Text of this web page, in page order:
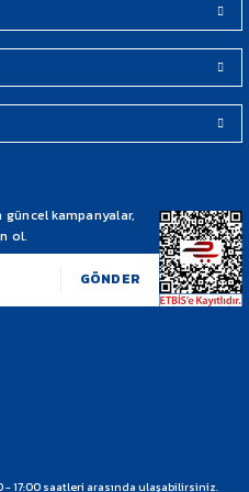
kampanyalar,
ol.
GÖNDER
- 17:00 saatleri arasında ulaşabilirsiniz.